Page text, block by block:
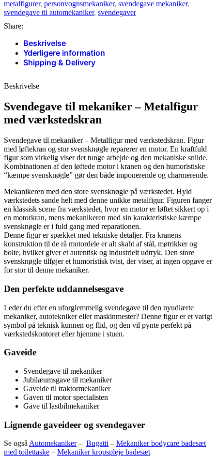
metalfigurer, personvognsmekaniker, svendegave mekaniker,
svendegave til automekaniker, svendegaver
Share:
Beskrivelse
Yderligere information
Shipping & Delivery
Beskrivelse
Svendegave til mekaniker – Metalfigur
med værkstedskran
Svendegave til mekaniker – Metalfigur med værkstedskran. Figur
med løftekran og stor svensknøgle reparerer en motor. En kraftfuld
figursom virkelig viser det tunge arbejde og den mekaniske snilde.
Kombinationen af den løftede motor i kranen og den humoristiske
“kæmpe svensknøgle” gør den både imponerende og charmerende.
Mekanikeren med den store svensknøgle på værkstedet. Hyld
værkstedets sande helt med denne unikke metalfigur. Figuren fanger
en klassisk scene fra værkstedet, hvor en motor er løftet sikkert op i
en motorkran, mens mekanikeren med sin karakteristiske kæmpe
svensknøgle er i fuld gang med reparationen.
Denne figur er spækket med tekniske detaljer. Fra kranens
konstruktion til de rå motordele er alt skabt af stål, møtrikker og
bolte, hvilket giver et autentisk og industrielt udtryk. Den store
svensknøgle tilføjer et humoristisk tvist, der viser, at ingen opgave er
for stor til denne mekaniker.
Den perfekte uddannelsesgave
Leder du efter en uforglemmelig svendegave til den nyudlærte
mekaniker, autotekniker eller maskinmester? Denne figur er et varigt
symbol på teknisk kunnen og flid, og den vil pynte perfekt på
værkstedskontoret eller hjemme i stuen.
Gaveide
Svendegave til mekaniker
Jubilæumsgave til mekaniker
Gaveide til traktormekaniker
Gaven til motor specialisten
Gave til lastbilmekaniker
Lignende gaveideer og svendegaver
Se også Automekaniker– Bugatti – Mekaniker bodycare badesæt
med toilettaske – Mekaniker kropspleje badesæt